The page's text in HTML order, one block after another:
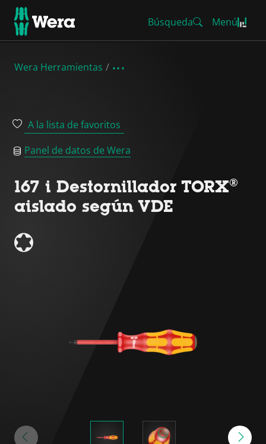
Búsqueda Menú
Wera Herramientas
A la lista de favoritos
Panel de datos de Wera
167 i Destornillador TORX®
aislado según VDE